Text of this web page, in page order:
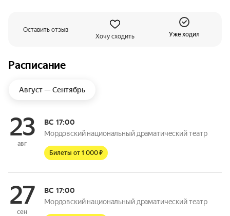
Оставить отзыв
Хочу сходить
Уже ходил
Расписание
Август — Сентябрь
23
авг
ВС17:00
Мордовский национальный драматический театр
Билеты от 1 000 ₽
27
сен
ВС17:00
Мордовский национальный драматический театр